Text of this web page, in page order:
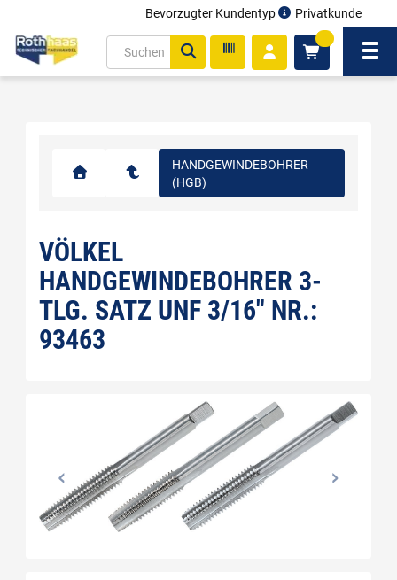
Bevorzugter Kundentyp Privatkunde
HANDGEWINDEBOHRER
(HGB)
VÖLKEL
HANDGEWINDEBOHRER 3-
TLG. SATZ UNF 3/16" NR.:
93463